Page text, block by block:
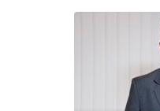
evento contou com a
Alckmin, que também
Desenvolvimento,
governador de
Nordeste, Paulo Câmara,
atualmente